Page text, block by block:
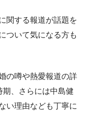
関する報道が話題を
ついて気になる方も
の噂や熱愛報道の詳
、さらには中島健
い理由なども丁寧に